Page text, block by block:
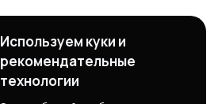
Используем куки и
рекомендательные
технологии